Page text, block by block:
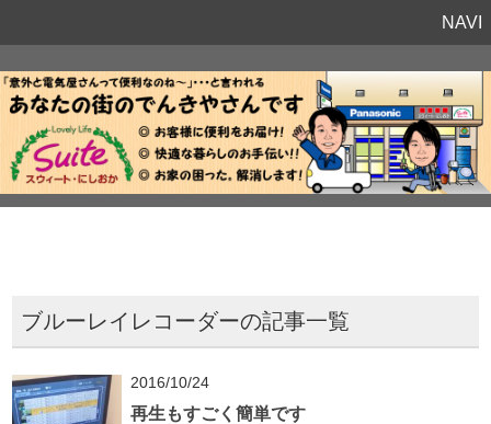
NAVI
ブルーレイレコーダーの記事一覧
2016/10/24
再生もすごく簡単です